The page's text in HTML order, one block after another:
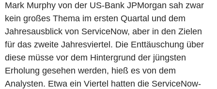
Mark Murphy von der US-Bank JPMorgan sah zwar
kein großes Thema im ersten Quartal und dem
Jahresausblick von ServiceNow, aber in den Zielen
für das zweite Jahresviertel. Die Enttäuschung über
diese müsse vor dem Hintergrund der jüngsten
Erholung gesehen werden, hieß es von dem
Analysten. Etwa ein Viertel hatten die ServiceNow-